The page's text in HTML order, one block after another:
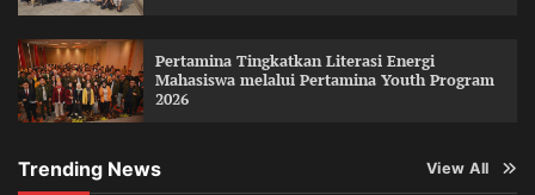
Pertamina Tingkatkan Literasi Energi
Mahasiswa melalui Pertamina Youth Program
2026
Trending News View All